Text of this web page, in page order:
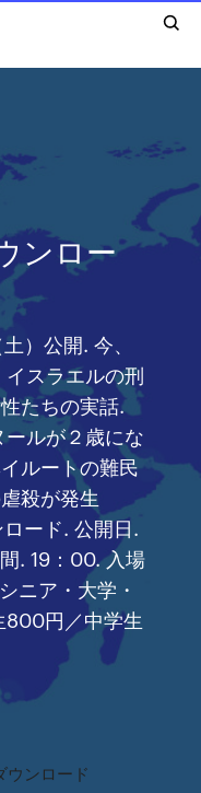
ンロー
）公開. 今、
スラエルの刑
たちの実話.
ルが２歳にな
ルートの難民
殺が発生
ード. 公開日.
. 19：00. 入場
ニア・大学・
800円／中学生
ンロード